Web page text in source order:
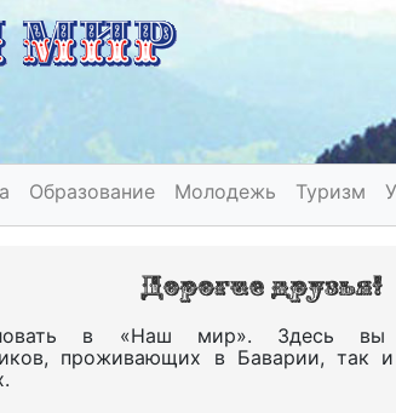
Образование Молодежь Туризм
в «Наш мир». Здесь
проживающих в Баварии,